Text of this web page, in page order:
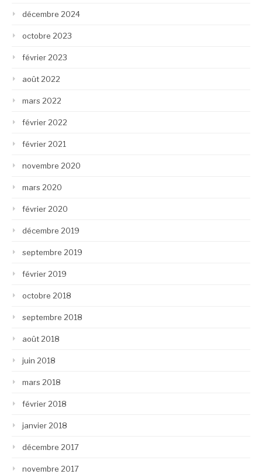
décembre 2024
octobre 2023
février 2023
août 2022
mars 2022
février 2022
février 2021
novembre 2020
mars 2020
février 2020
décembre 2019
septembre 2019
février 2019
octobre 2018
septembre 2018
août 2018
juin 2018
mars 2018
février 2018
janvier 2018
décembre 2017
novembre 2017